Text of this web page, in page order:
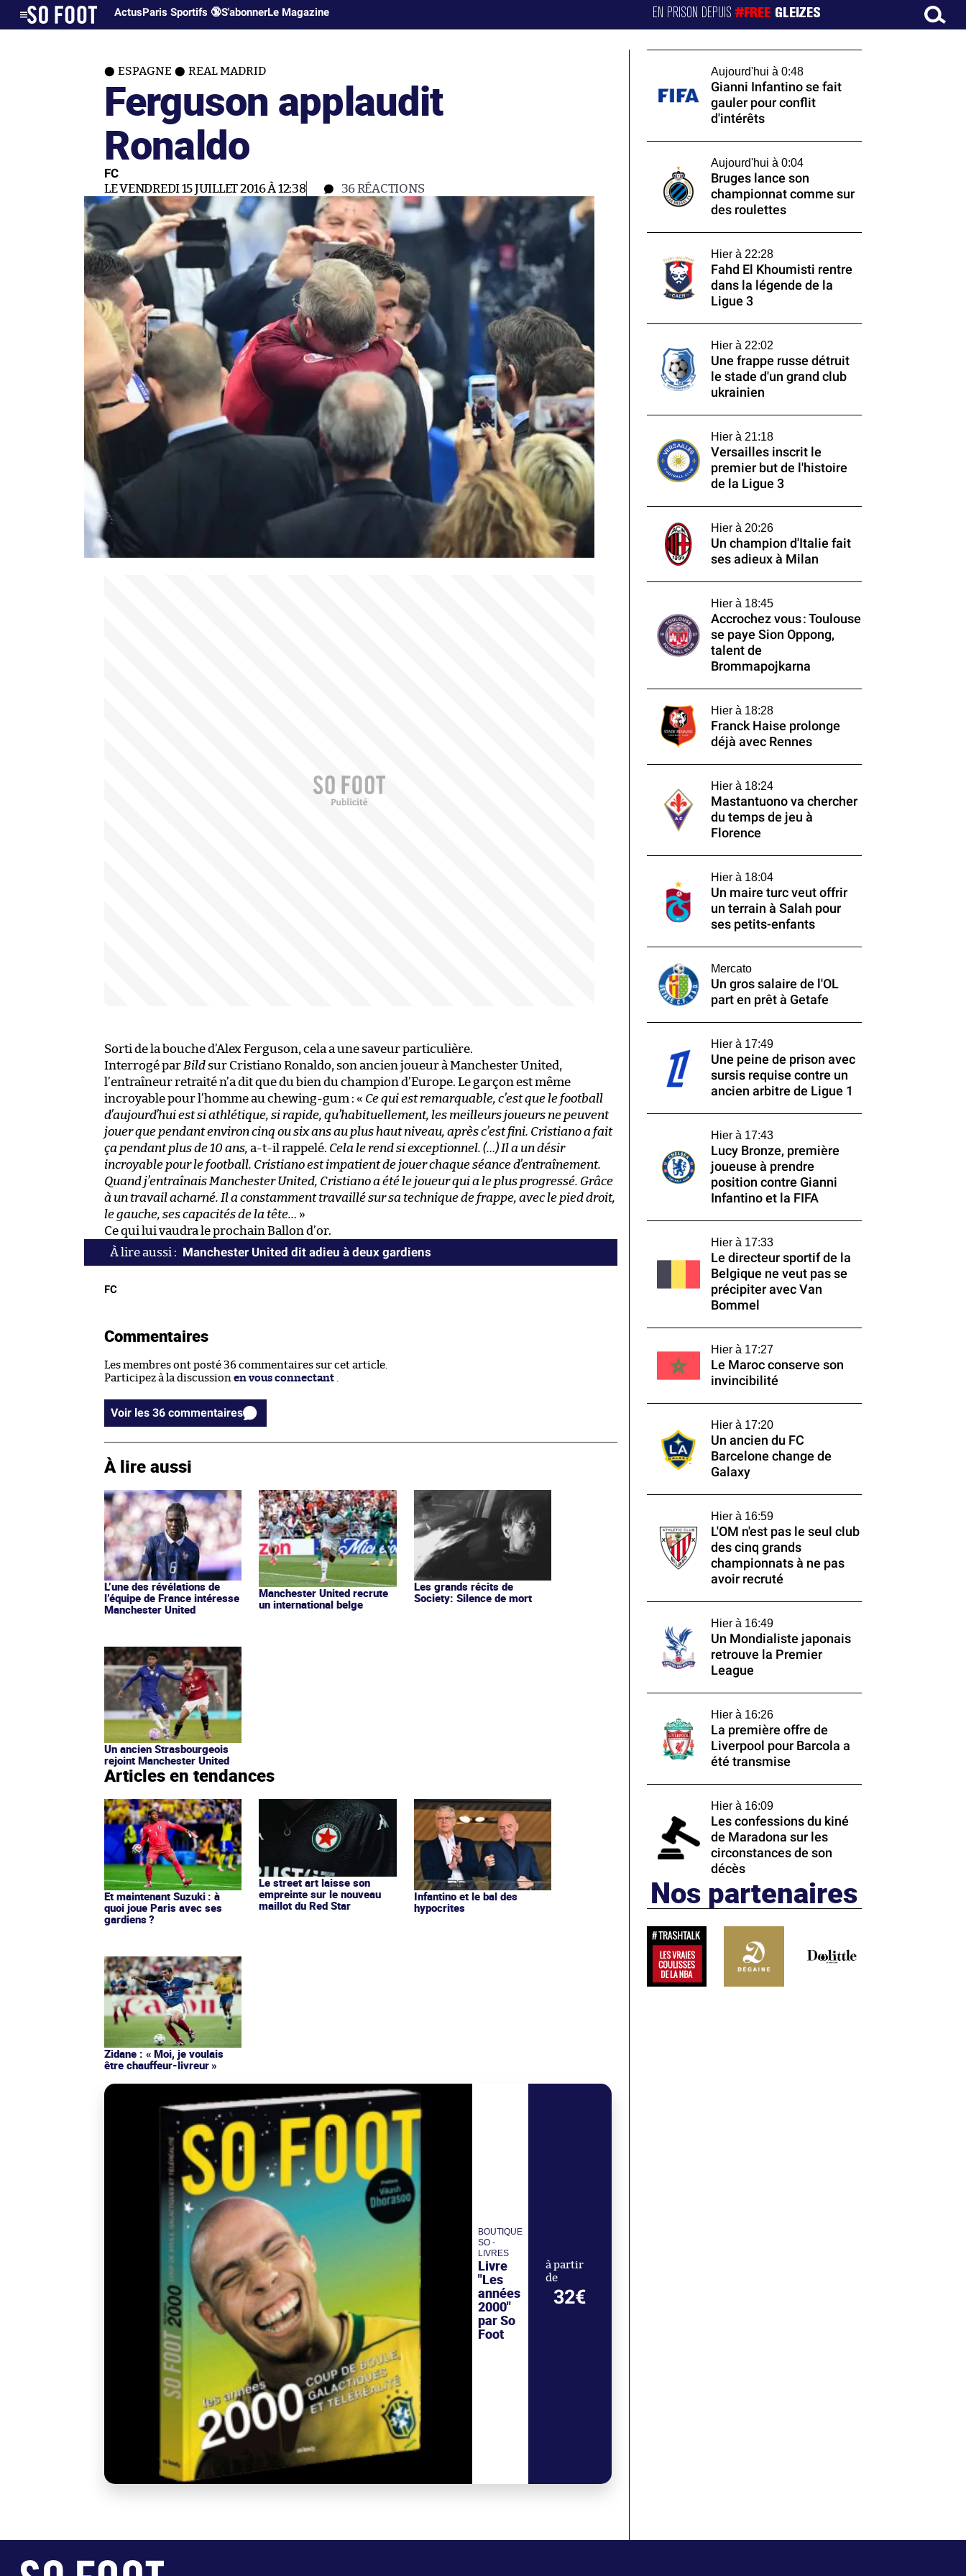
ActusParis Sportifs 🔞S'abonnerLe Magazine EN PRISON DEPUIS#FREE GLEIZES
ESPAGNE REAL MADRID
Ferguson applaudit
Ronaldo
FC
LE VENDREDI 15 JUILLET 2016 À 12:38 36RÉACTIONS
Sorti de la bouche d’Alex Ferguson, cela a une saveur particulière.
Interrogé par Bild sur Cristiano Ronaldo, son ancien joueur à Manchester United,
l’entraîneur retraité n’a dit que du bien du champion d’Europe. Le garçon est même
incroyable pour l’homme au chewing-gum : « Ce qui est remarquable, c’est que le football
d’aujourd’hui est si athlétique, si rapide, qu’habituellement, les meilleurs joueurs ne peuvent
jouer que pendant environ cinq ou six ans au plus haut niveau, après c’est fini. Cristiano a fait
ça pendant plus de 10 ans, a-t-il rappelé. Cela le rend si exceptionnel. (…) Il a un désir
incroyable pour le football. Cristiano est impatient de jouer chaque séance d’entraînement.
Quand j’entraînais Manchester United, Cristiano a été le joueur qui a le plus progressé. Grâce
à un travail acharné. Il a constamment travaillé sur sa technique de frappe, avec le pied droit,
le gauche, ses capacités de la tête… »
Ce qui lui vaudra le prochain Ballon d’or.
Manchester United dit adieu à deux gardiens
FC
Commentaires
Les membres ont posté 36 commentaires sur cet article.
Participez à la discussion en vous connectant
Voir les 36 commentaires
À lire aussi
L’une des révélations de
l’équipe de France intéresse
Manchester United
Manchester United recrute
un international belge
Les grands récits de
Society: Silence de mort
Un ancien Strasbourgeois
rejoint Manchester United
Articles en tendances
Et maintenant Suzuki : à
quoi joue Paris avec ses
gardiens ?
Le street art laisse son
empreinte sur le nouveau
maillot du Red Star
Infantino et le bal des
hypocrites
Zidane : « Moi, je voulais
être chauffeur-livreur »
BOUTIQUE
SO -
LIVRES
Livre
"Les
années
2000"
par So
Foot
à partir
de
32€
Aujourd'hui à 0:48
Gianni Infantino se fait
gauler pour conflit
d'intérêts
Aujourd'hui à 0:04
Bruges lance son
championnat comme sur
des roulettes
Hier à 22:28
Fahd El Khoumisti rentre
dans la légende de la
Ligue 3
Hier à 22:02
Une frappe russe détruit
le stade d'un grand club
ukrainien
Hier à 21:18
Versailles inscrit le
premier but de l'histoire
de la Ligue 3
Hier à 20:26
Un champion d'Italie fait
ses adieux à Milan
Hier à 18:45
Accrochez vous : Toulouse
se paye Sion Oppong,
talent de
Brommapojkarna
Hier à 18:28
Franck Haise prolonge
déjà avec Rennes
Hier à 18:24
Mastantuono va chercher
du temps de jeu à
Florence
Hier à 18:04
Un maire turc veut offrir
un terrain à Salah pour
ses petits-enfants
Mercato
Un gros salaire de l'OL
part en prêt à Getafe
Hier à 17:49
Une peine de prison avec
sursis requise contre un
ancien arbitre de Ligue 1
Hier à 17:43
Lucy Bronze, première
joueuse à prendre
position contre Gianni
Infantino et la FIFA
Hier à 17:33
Le directeur sportif de la
Belgique ne veut pas se
précipiter avec Van
Bommel
Hier à 17:27
Le Maroc conserve son
invincibilité
Hier à 17:20
Un ancien du FC
Barcelone change de
Galaxy
Hier à 16:59
L'OM n'est pas le seul club
des cinq grands
championnats à ne pas
avoir recruté
Hier à 16:49
Un Mondialiste japonais
retrouve la Premier
League
Hier à 16:26
La première offre de
Liverpool pour Barcola a
été transmise
Hier à 16:09
Les confessions du kiné
de Maradona sur les
circonstances de son
décès
Nos partenaires